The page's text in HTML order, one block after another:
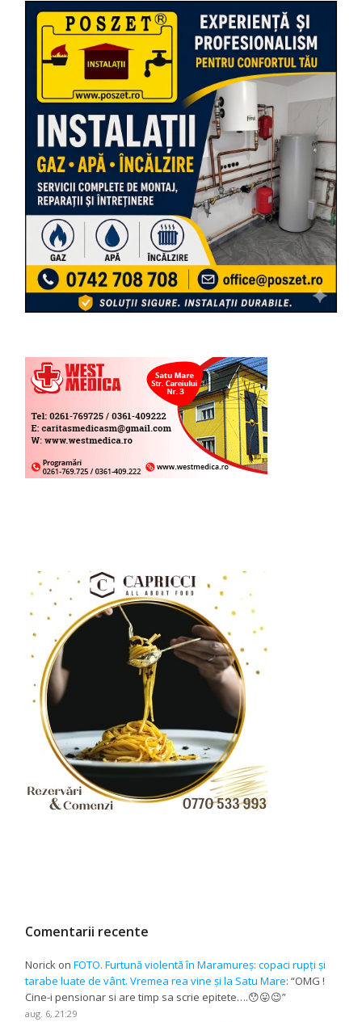
Comentarii recente
Norick onFOTO. Furtună violentă în Maramureș: copaci rupți și
tarabe luate de vânt. Vremea rea vine și la Satu Mare: “OMG !
Cine-i pensionar si are timp sa scrie epitete….😯😛😉”
aug. 6, 21:29